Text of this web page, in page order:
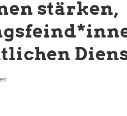
stärken,